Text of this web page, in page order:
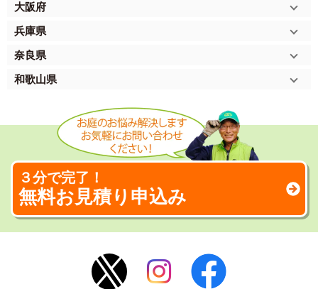
大阪府
兵庫県
奈良県
和歌山県
３分で完了！
無料お見積り申込み